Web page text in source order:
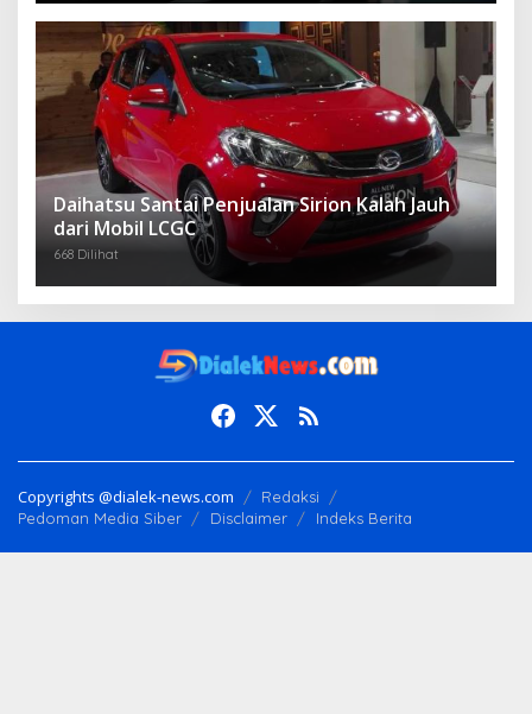
Daihatsu Santai Penjualan Sirion Kalah Jauh
dari Mobil LCGC
668 Dilihat
Copyrights @dialek-news.com
Redaksi
Pedoman Media Siber
Disclaimer Indeks Berita